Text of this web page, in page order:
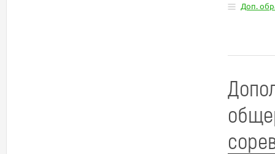
Доп.